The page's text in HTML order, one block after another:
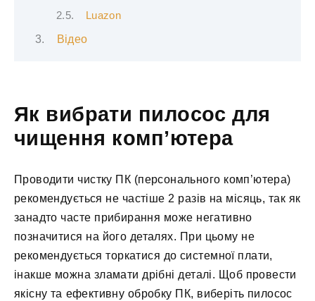
Luazon
Відео
Як вибрати пилосос для
чищення комп’ютера
Проводити чистку ПК (персонального комп’ютера)
рекомендується не частіше 2 разів на місяць, так як
занадто часте прибирання може негативно
позначитися на його деталях. При цьому не
рекомендується торкатися до системної плати,
інакше можна зламати дрібні деталі. Щоб провести
якісну та ефективну обробку ПК, виберіть пилосос